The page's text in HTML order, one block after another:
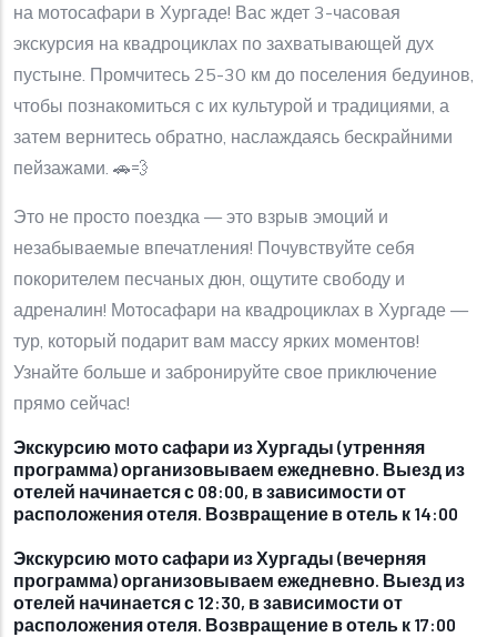
на мотосафари в Хургаде! Вас ждет 3-часовая
экскурсия на квадроциклах по захватывающей дух
пустыне. Промчитесь 25-30 км до поселения бедуинов,
чтобы познакомиться с их культурой и традициями, а
затем вернитесь обратно, наслаждаясь бескрайними
пейзажами. 🚗💨
Это не просто поездка — это взрыв эмоций и
незабываемые впечатления! Почувствуйте себя
покорителем песчаных дюн, ощутите свободу и
адреналин! Мотосафари на квадроциклах в Хургаде —
тур, который подарит вам массу ярких моментов!
Узнайте больше и забронируйте свое приключение
прямо сейчас!
Экскурсию мото сафари из Хургады (утренняя
программа) организовываем ежедневно. Выезд из
отелей начинается с 08:00, в зависимости от
расположения отеля. Возвращение в отель к 14:00
Экскурсию мото сафари из Хургады (вечерняя
программа) организовываем ежедневно. Выезд из
отелей начинается с 12:30, в зависимости от
расположения отеля. Возвращение в отель к 17:00